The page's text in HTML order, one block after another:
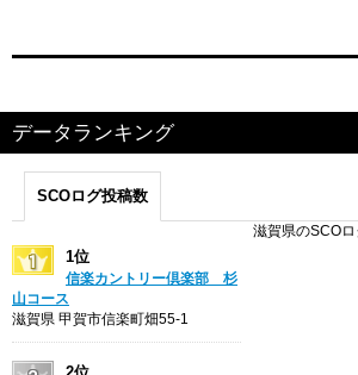
データランキング
SCOログ投稿数
滋賀県のSCO
1位
信楽カントリー倶楽部 杉
山コース
滋賀県 甲賀市信楽町畑55-1